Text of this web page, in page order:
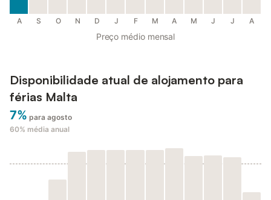
A S O N D J F M A M J J A
Preço médio mensal
Disponibilidade atual de alojamento para
férias Malta
7% para agosto
60% média anual